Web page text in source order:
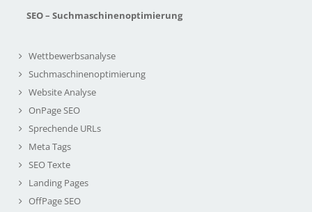
SEO – Suchmaschinenoptimierung
Wettbewerbsanalyse
Suchmaschinenoptimierung
Website Analyse
OnPage SEO
Sprechende URLs
Meta Tags
SEO Texte
Landing Pages
OffPage SEO